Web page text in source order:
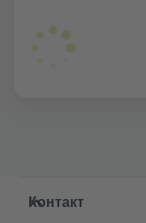
Service- und
Контакт